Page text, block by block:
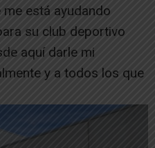
está ayudando
su club deportivo
aquí darle mi
y a todos los que